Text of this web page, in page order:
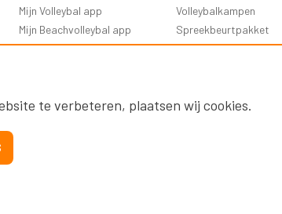
Mijn Volleybal app
Mijn Beachvolleybal app
Volleybalkampen
Spreekbeurtpakket
Oranje Ambassadeurs
te verbeteren, plaatsen wij cookies.